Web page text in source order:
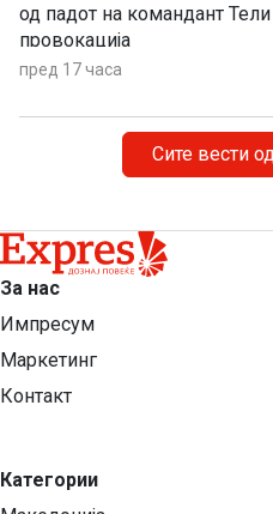
од падот на командант
провокација
пред 17 часа
Сите вести
За нас
Импресум
Маркетинг
Контакт
Категории